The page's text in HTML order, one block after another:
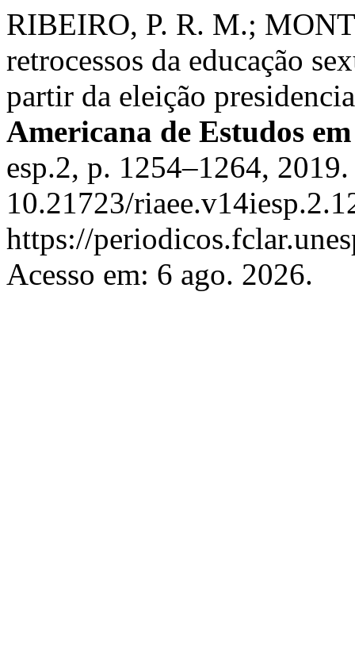
RIBEIRO, P. R. M.;
retrocessos da educação
partir da eleição
Americana de Estudos
esp.2, p. 1254–1264,
10.21723/
https://
Acesso em: 6 ago. 2026.